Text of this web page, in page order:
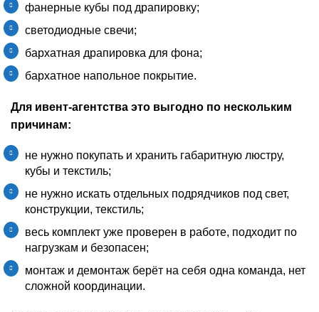
фанерные кубы под драпировку;
светодиодные свечи;
бархатная драпировка для фона;
бархатное напольное покрытие.
Для ивент‑агентства это выгодно по нескольким
причинам:
не нужно покупать и хранить габаритную люстру,
кубы и текстиль;
не нужно искать отдельных подрядчиков под свет,
конструкции, текстиль;
весь комплект уже проверен в работе, подходит по
нагрузкам и безопасен;
монтаж и демонтаж берёт на себя одна команда, нет
сложной координации.